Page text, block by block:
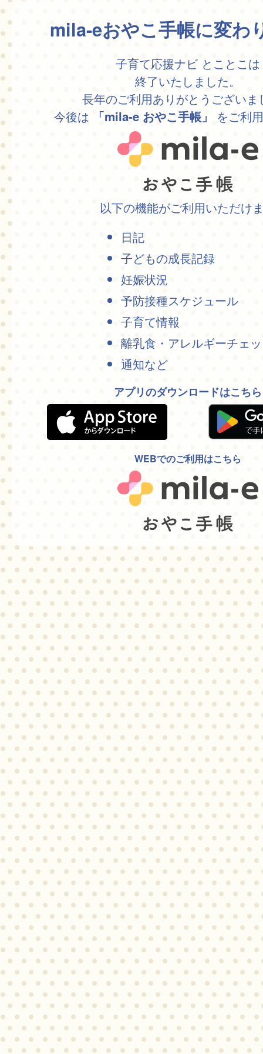
mila-eおやこ手帳に変わ
子育て応援ナビ とことこは
終了いたしました。
長年のご利用ありがとうございま
今後は
「mila-e おやこ手帳」 をご利
以下の機能がご利用いただけ
日記
子どもの成長記録
妊娠状況
予防接種スケジュール
子育て情報
離乳食・アレルギーチェ
通知など
アプリのダウンロードはこちら
WEBでのご利用はこちら